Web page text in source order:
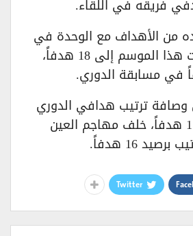
فريقه في اللقاء.
من الأهداف مع الوحدة في
مختلف المسابقات هذا الموسم إلى 18 هدفاً،
وصافة ترتيب هدافي الدوري
الإماراتي برصيد 11 هدفاً، خلف مهاجم العين
16 هدفاً.
Twitter